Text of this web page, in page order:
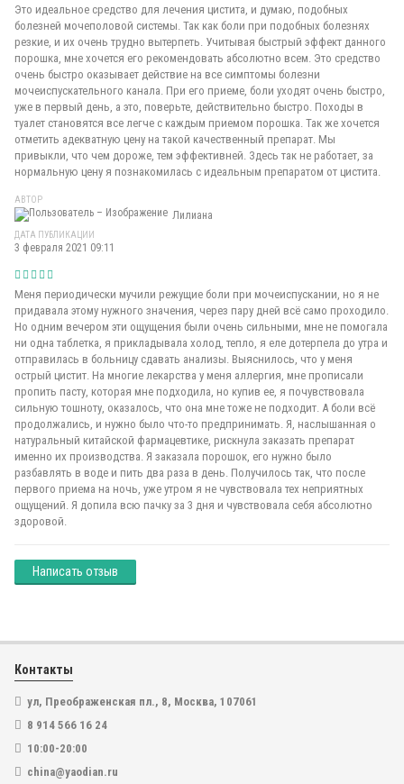
Это идеальное средство для лечения цистита, и думаю, подобных
болезней мочеполовой системы. Так как боли при подобных болезнях
резкие, и их очень трудно вытерпеть. Учитывая быстрый эффект данного
порошка, мне хочется его рекомендовать абсолютно всем. Это средство
очень быстро оказывает действие на все симптомы болезни
мочеиспускательного канала. При его приеме, боли уходят очень быстро,
уже в первый день, а это, поверьте, действительно быстро. Походы в
туалет становятся все легче с каждым приемом порошка. Так же хочется
отметить адекватную цену на такой качественный препарат. Мы
привыкли, что чем дороже, тем эффективней. Здесь так не работает, за
нормальную цену я познакомилась с идеальным препаратом от цистита.
АВТОР
Лилиана
ДАТА ПУБЛИКАЦИИ
3 февраля 2021 09:11
Меня периодически мучили режущие боли при мочеиспускании, но я не
придавала этому нужного значения, через пару дней всё само проходило.
Но одним вечером эти ощущения были очень сильными, мне не помогала
ни одна таблетка, я прикладывала холод, тепло, я еле дотерпела до утра и
отправилась в больницу сдавать анализы. Выяснилось, что у меня
острый цистит. На многие лекарства у меня аллергия, мне прописали
пропить пасту, которая мне подходила, но купив ее, я почувствовала
сильную тошноту, оказалось, что она мне тоже не подходит. А боли всё
продолжались, и нужно было что-то предпринимать. Я, наслышанная о
натуральный китайской фармацевтике, рискнула заказать препарат
именно их производства. Я заказала порошок, его нужно было
разбавлять в воде и пить два раза в день. Получилось так, что после
первого приема на ночь, уже утром я не чувствовала тех неприятных
ощущений. Я допила всю пачку за 3 дня и чувствовала себя абсолютно
здоровой.
Написать отзыв
Контакты
ул, Преображенская пл., 8, Москва, 107061
8 914 566 16 24
10:00-20:00
china@yaodian.ru